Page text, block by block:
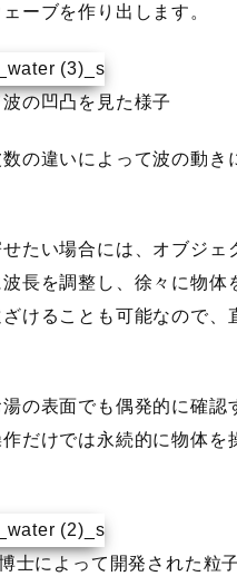
ーブを作り出します。
の凹凸を見た様子
の違いによって波の動き
たい場合には、オブジ
長を調整し、徐々に物体
けることも可能なので
の表面でも偶発的に確認
だけでは永続的に物体を
によって開発された粒